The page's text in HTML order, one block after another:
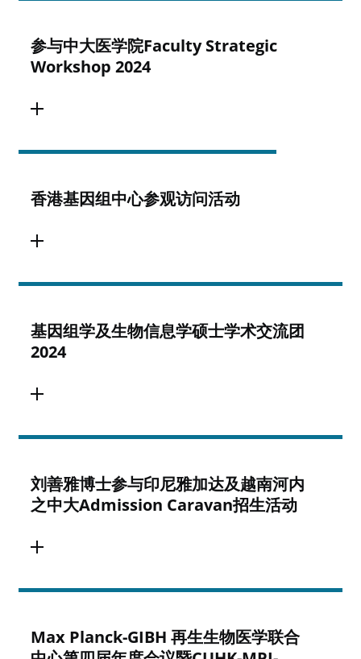
参与中大医学院Faculty Strategic
Workshop 2024
香港基因组中心参观访问活动
基因组学及生物信息学硕士学术交流团
2024
刘善雅博士参与印尼雅加达及越南河内
之中大Admission Caravan招生活动
Max Planck-GIBH 再生生物医学联合